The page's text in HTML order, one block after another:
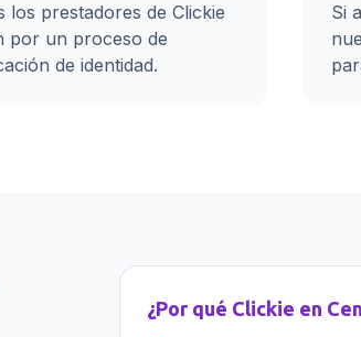
los prestadores de Clickie
por un proceso de
de identidad.
Si
¿Por qué Clickie en